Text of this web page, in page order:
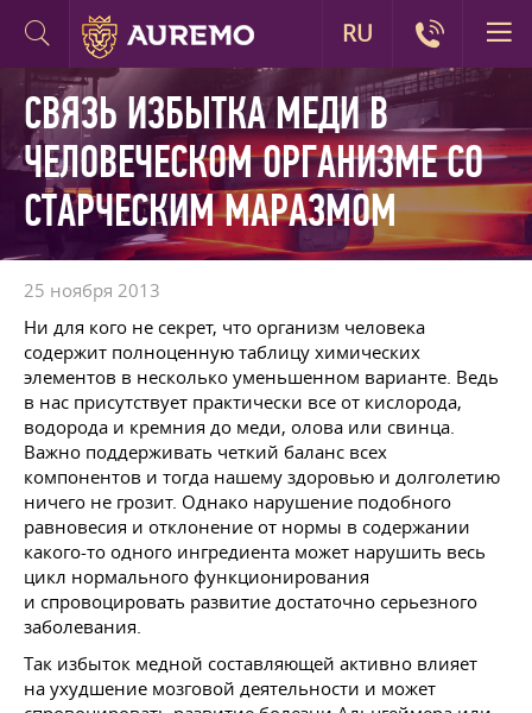
СВЯЗЬ ИЗБЫТКА МЕДИ В
ЧЕЛОВЕЧЕСКОМ ОРГАНИЗМЕ СО
СТАРЧЕСКИМ МАРАЗМОМ
25 ноября 2013
Ни для кого не секрет, что организм человека
содержит полноценную таблицу химических
элементов в несколько уменьшенном варианте. Ведь
в нас присутствует практически все от кислорода,
водорода и кремния до меди, олова или свинца.
Важно поддерживать четкий баланс всех
компонентов и тогда нашему здоровью и долголетию
ничего не грозит. Однако нарушение подобного
равновесия и отклонение от нормы в содержании
какого-то одного ингредиента может нарушить весь
цикл нормального функционирования
и спровоцировать развитие достаточно серьезного
заболевания.
Так избыток медной составляющей активно влияет
на ухудшение мозговой деятельности и может
RU